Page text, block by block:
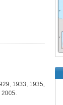
1933, 1935,
2005.